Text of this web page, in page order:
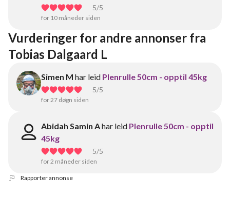
5/5
for 10 måneder siden
Vurderinger for andre annonser fra
Tobias Dalgaard L
Simen M har leid Plenrulle 50cm - opptil 45kg
5/5
for 27 døgn siden
Abidah Samin Ahar leid Plenrulle 50cm - opptil
45kg
5/5
for 2 måneder siden
Rapporter annonse